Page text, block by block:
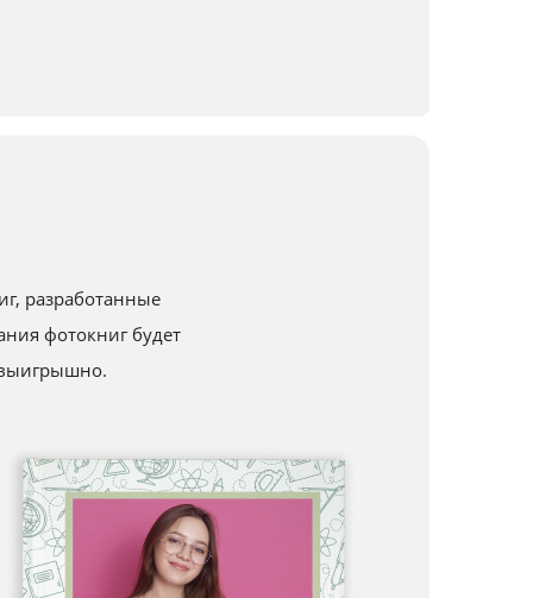
разработанные
фотокниг будет